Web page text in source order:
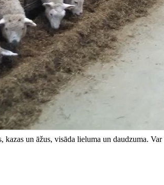
un āžus, visāda lieluma un daudzuma.